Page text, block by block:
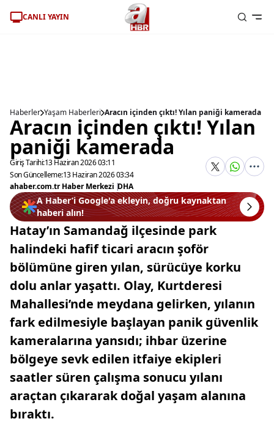
CANLI YAYIN
Haberler Yaşam Haberleri Aracın içinden çıktı! Yılan paniği kamerada
Aracın içinden çıktı! Yılan
paniği kamerada
Giriş Tarihi:13 Haziran 2026 03:11
Son Güncelleme:13 Haziran 2026 03:34
ahaber.com.tr Haber Merkezi |DHA
A Haber’i Google'a ekleyin, doğru kaynaktan
haberi alın!
Hatay’ın Samandağ ilçesinde park
halindeki hafif ticari aracın şoför
bölümüne giren yılan, sürücüye korku
dolu anlar yaşattı. Olay, Kurtderesi
Mahallesi’nde meydana gelirken, yılanın
fark edilmesiyle başlayan panik güvenlik
kameralarına yansıdı; ihbar üzerine
bölgeye sevk edilen itfaiye ekipleri
saatler süren çalışma sonucu yılanı
araçtan çıkararak doğal yaşam alanına
bıraktı.